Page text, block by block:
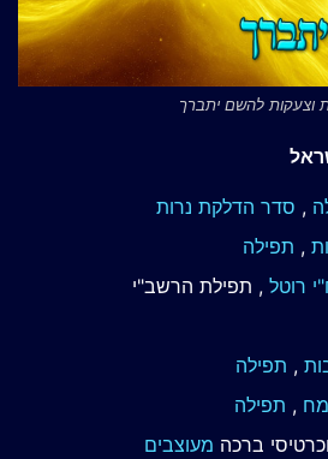
וצעקות להשם יתברך
, סדר הדלקת נרות
, תפילה
רוטל , תפילת הרשב"י
, תפילה
, תפילה
וכרטיסי ברכה מעוצבים